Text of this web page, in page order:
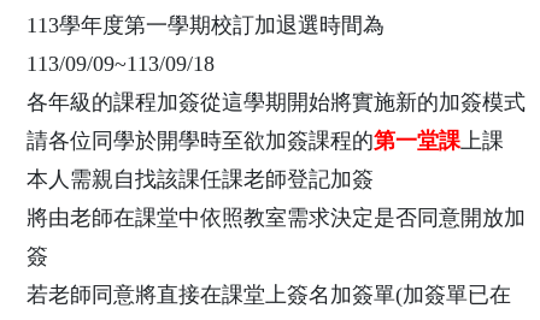
113學年度第一學期校訂加退選時間為
113/09/09~113/09/18
各年級的課程加簽從這學期開始將實施新的加簽模式
請各位同學於開學時至欲加簽課程的第一堂課上課
本人需親自找該課任課老師登記加簽
將由老師在課堂中依照教室需求決定是否同意開放加
簽
若老師同意將直接在課堂上簽名加簽單(加簽單已在